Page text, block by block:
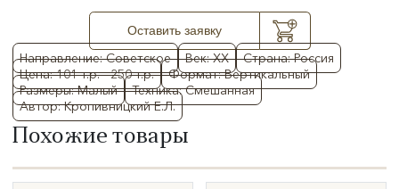
Направление: Советское Век: XX
Страна: Россия
Цена: 101 т.р. - 250 т.р.
Формат: Вертикальный
Размеры: Малый
Техника: Смешанная
Автор: Кропивницкий Е.Л.
Оставить заявку
Похожие товары